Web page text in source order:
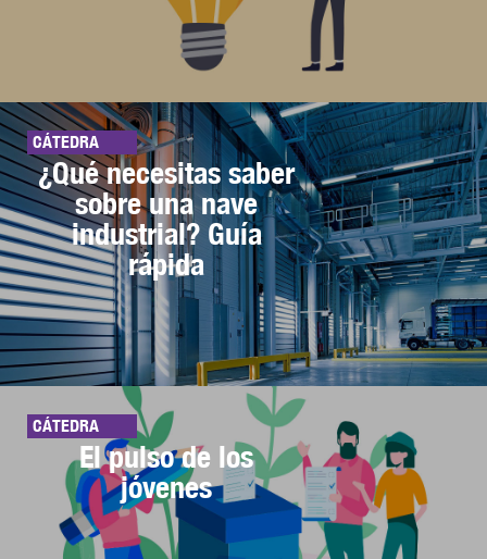
CÁTEDRA
¿Qué necesitas saber
sobre una nave
industrial? Guía
rápida
CÁTEDRA
El pulso de los
jóvenes